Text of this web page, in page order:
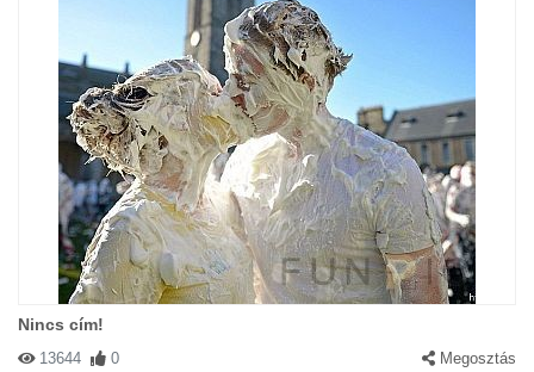
Nincs cím!
13644 0 Megosztás